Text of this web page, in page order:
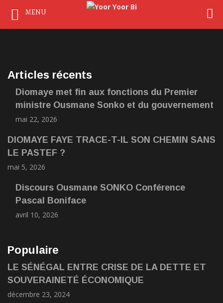
Articles récents
Diomaye met fin aux fonctions du Premier
ministre Ousmane Sonko et du gouvernement
mai 22, 2026
DIOMAYE FAYE TRACE-T-IL SON CHEMIN SANS
LE PASTEF ?
mai 5, 2026
Discours Ousmane SONKO Conférence
Pascal Boniface
avril 10, 2026
Populaire
LE SÉNÉGAL ENTRE CRISE DE LA DETTE ET
SOUVERAINETÉ ÉCONOMIQUE
décembre 23, 2024
MENU